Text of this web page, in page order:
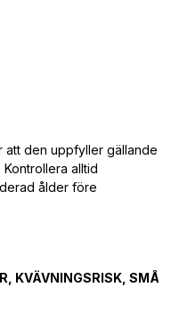
att den uppfyller gällande
alltid
ålder före
KVÄVNINGSRISK, SMÅ